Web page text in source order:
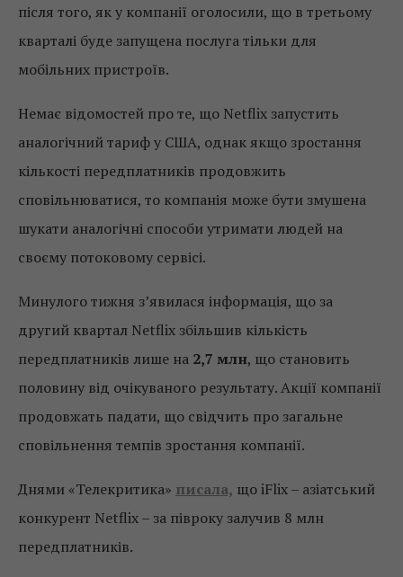
після того, як у компанії оголосили, що в третьому
кварталі буде запущена послуга тільки для
мобільних пристроїв.
Немає відомостей про те, що Netflix запустить
аналогічний тариф у США, однак якщо зростання
кількості передплатників продовжить
сповільнюватися, то компанія може бути змушена
шукати аналогічні способи утримати людей на
своєму потоковому сервісі.
Минулого тижня з’явилася інформація, що за
другий квартал Netflix збільшив кількість
передплатників лише на 2,7 млн, що становить
половину від очікуваного результату. Акції компанії
продовжать падати, що свідчить про загальне
сповільнення темпів зростання компанії.
Днями «Телекритика» писала, що iFlix – азіатський
конкурент Netflix – за півроку залучив 8 млн
передплатників.